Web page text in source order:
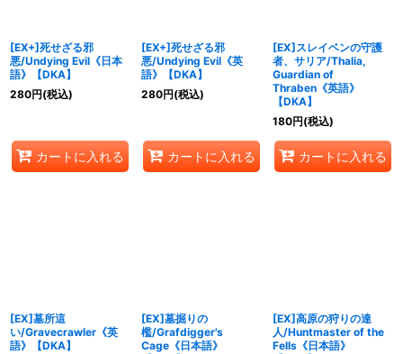
[EX+]死せざる邪
悪/Undying Evil《日本
語》【DKA】
280円(税込)
カートに入れる
[EX+]死せざる邪
悪/Undying Evil《英
語》【DKA】
280円(税込)
カートに入れる
[EX]スレイベンの守護
者、サリア/Thalia,
Guardian of
Thraben《英語》
【DKA】
180円(税込)
カートに入れる
[EX]墓所這
い/Gravecrawler《英
語》【DKA】
[EX]墓掘りの
檻/Grafdigger's
Cage《日本語》
[EX]高原の狩りの達
人/Huntmaster of the
Fells《日本語》